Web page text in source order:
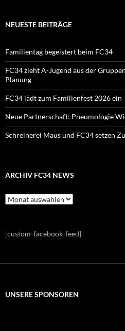
NEUESTE BEITRÄGE
Familientag begeistert beim FC34
FC34 zieht A-Jugend aus der
Planung
FC34 lädt zum Familienfest 2026 ein
Neue Partnerschaft: Pneumologie
Schreinerei Maus und FC34 setzen
ARCHIV FC34 NEWS
Archiv
FC34
[custom-facebook-feed]
UNSERE SPONSOREN